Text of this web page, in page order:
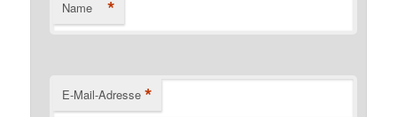
Name *
E-Mail-Adresse *